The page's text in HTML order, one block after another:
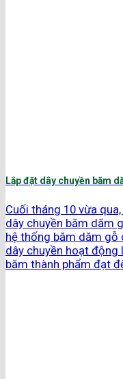
Lắp đặt dây chuyền băm
Cuối tháng 10 vừa
dây chuyền băm dăm
hệ thống băm dăm
dây chuyền hoạt động
băm thành phẩm đạt